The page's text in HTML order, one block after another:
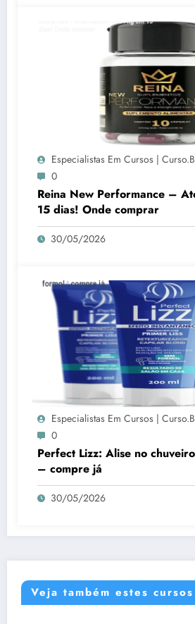
Especialistas Em Cursos |
0
Reina New Performance –
15 dias! Onde comprar
30/05/2026
Especialistas Em Cursos |
0
Perfect Lizz: Alise no
– compre já
30/05/2026
Veja também estes